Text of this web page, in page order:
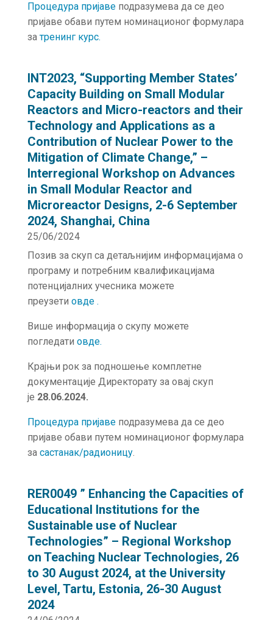
Процедура пријавеподразумева да се део
пријаве обави путем номинационог формулара
затренинг курс.
INT2023, “Supporting Member States’
Capacity Building on Small Modular
Reactors and Micro-reactors and their
Technology and Applications as a
Contribution of Nuclear Power to the
Mitigation of Climate Change,” –
Interregional Workshop on Advances
in Small Modular Reactor and
Microreactor Designs, 2-6 September
2024, Shanghai, China
25/06/2024
Позив за скуп са детаљнијим информацијама о
програму и потребним квалификацијама
потенцијалних учесника можете
преузети овде .
Више информација о скупу можете
погледати овде.
Крајњи рок за подношење комплетне
документације Директорату за овај скуп
је 28.06.2024.
Процедура пријавеподразумева да се део
пријаве обави путем номинационог формулара
за састанак/радионицу.
RER0049 ” Enhancing the Capacities of
Educational Institutions for the
Sustainable use of Nuclear
Technologies” – Regional Workshop
on Teaching Nuclear Technologies, 26
to 30 August 2024, at the University
Level, Tartu, Estonia, 26-30 August
2024